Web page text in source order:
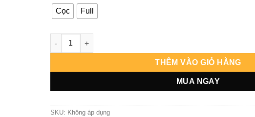
Cọc Full
Digimon - Mummymon - Toy Genesis số lượng
THÊM VÀO GIỎ HÀNG
MUA NGAY
SKU: Không áp dụng